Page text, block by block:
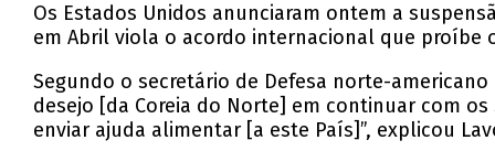
Os Estados Unidos anunciaram ontem a
em Abril viola o acordo internacional que proíbe
Segundo o secretário de Defesa norte-
desejo [da Coreia do Norte] em continuar com
enviar ajuda alimentar [a este País]”, explicou